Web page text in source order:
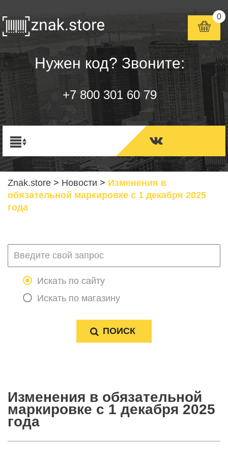
Нужен код? Звоните:
+7 800 301 60 79
0
Znak.store > Новости > Изменения в
обязательной маркировке с 1 декабря 2025
года
Искать по сайту
Искать по магазину
Изменения в обязательной
маркировке с 1 декабря 2025
года